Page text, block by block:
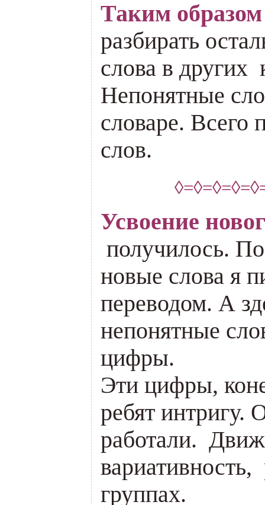
Таким
разбирать
слова в других
Непонятные
словаре. Всего
слов.
Усвоение
получилось.
новые слова я
переводом. А
непонятные
цифры.
Эти цифры,
ребят интригу.
работали.
группах.